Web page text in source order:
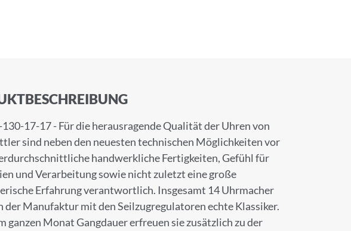
130-17-17 - Für die herausragende Qualität der Uhren von
sind neben den neuesten technischen Möglichkeiten vor
handwerkliche Fertigkeiten, Gefühl für
und Verarbeitung sowie nicht zuletzt eine große
Erfahrung verantwortlich. Insgesamt 14 Uhrmacher
der Manufaktur mit den Seilzugregulatoren echte Klassiker.
ganzen Monat Gangdauer erfreuen sie zusätzlich zu der